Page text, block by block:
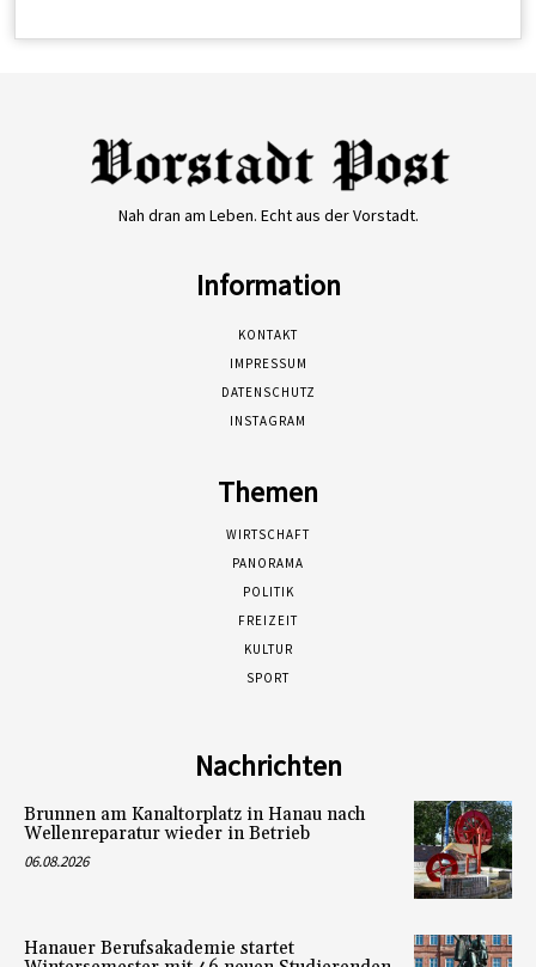
Nah dran am Leben. Echt aus der Vorstadt.
Information
KONTAKT
IMPRESSUM
DATENSCHUTZ
INSTAGRAM
Themen
WIRTSCHAFT
PANORAMA
POLITIK
FREIZEIT
KULTUR
SPORT
Nachrichten
Brunnen am Kanaltorplatz in Hanau nach
Wellenreparatur wieder in Betrieb
06.08.2026
Hanauer Berufsakademie startet